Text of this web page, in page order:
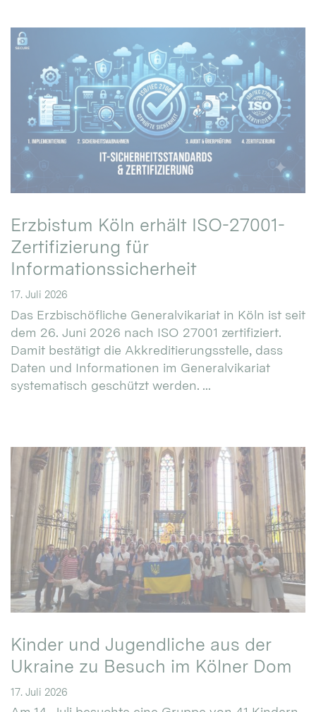
Erzbistum Köln erhält ISO-27001-
Zertifizierung für
Informationssicherheit
17. Juli 2026
Das Erzbischöfliche Generalvikariat in Köln ist seit
dem 26. Juni 2026 nach ISO 27001 zertifiziert.
Damit bestätigt die Akkreditierungsstelle, dass
Daten und Informationen im Generalvikariat
systematisch geschützt werden. ...
Kinder und Jugendliche aus der
Ukraine zu Besuch im Kölner Dom
17. Juli 2026